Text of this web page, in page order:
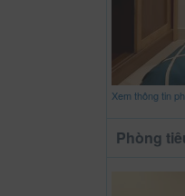
Xem thông tin
Phòng